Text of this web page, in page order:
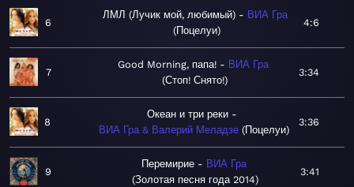
6
ЛМЛ (Лучик мой, любимый)
ВИА Гра
Поцелуи
4:6
7
Good Morning, папа!
ВИА Гра
Стоп! Снято!
3:34
8
Океан и три реки
ВИА Гра & Валерий Меладзе Поцелуи
3:36
9
Перемирие
ВИА Гра
Золотая песня года 2014
3:41